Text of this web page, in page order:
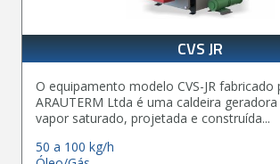
CVS JR
O equipamento modelo CVS-JR fabricado
ARAUTERM Ltda é uma caldeira geradora
vapor saturado, projetada e construída...
50 a 100 kg/h